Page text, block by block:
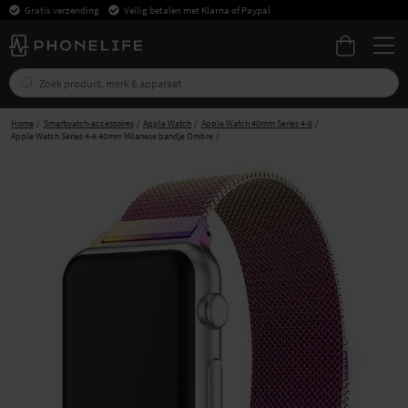
Gratis verzending Veilig betalen met Klarna of Paypal
Home Smartwatch-accessoires Apple Watch
Apple Watch 40mm Series 4-6
Apple Watch Series 4-6 40mm Milanese bandje Ombre